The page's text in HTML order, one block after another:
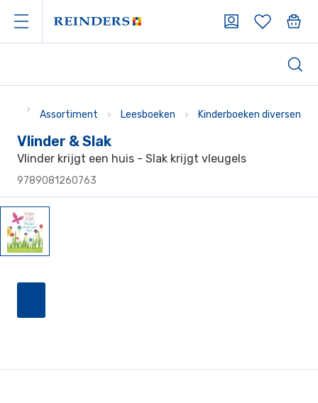
Assortiment Leesboeken Kinderboeken diversen
Vlinder & Slak
Vlinder krijgt een huis - Slak krijgt vleugels
9789081260763